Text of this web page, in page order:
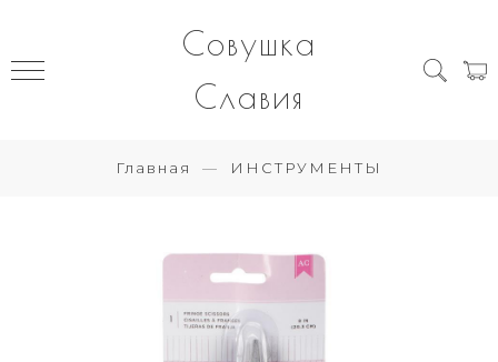
Совушка
Славия
Главная ИНСТРУМЕНТЫ